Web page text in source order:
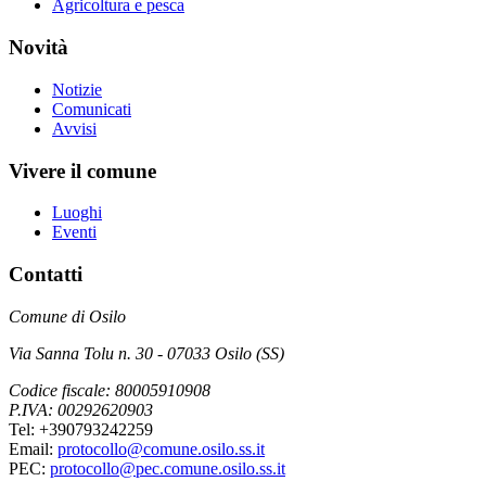
Agricoltura e pesca
Novità
Notizie
Comunicati
Avvisi
Vivere il comune
Luoghi
Eventi
Contatti
Comune di Osilo
Via Sanna Tolu n. 30 - 07033 Osilo (SS)
Codice fiscale: 80005910908
P.IVA: 00292620903
Tel: +390793242259
Email: protocollo@comune.osilo.ss.it
PEC: protocollo@pec.comune.osilo.ss.it